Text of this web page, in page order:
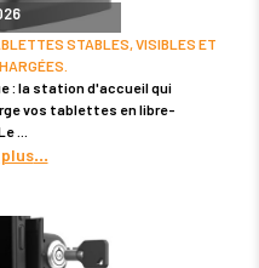
STABLES, VISIBLES ET
: la station d'accueil qui
vos tablettes en libre-